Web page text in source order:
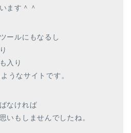
ます＾＾
ールにもなるし
入り
うなサイトです。
なければ
いもしませんでしたね。